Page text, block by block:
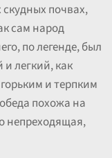
почвах,
сам народ
по легенде, был
легкий, как
и терпким
похожа на
непреходящая,